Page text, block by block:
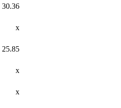
30.36
x
25.85
x
x